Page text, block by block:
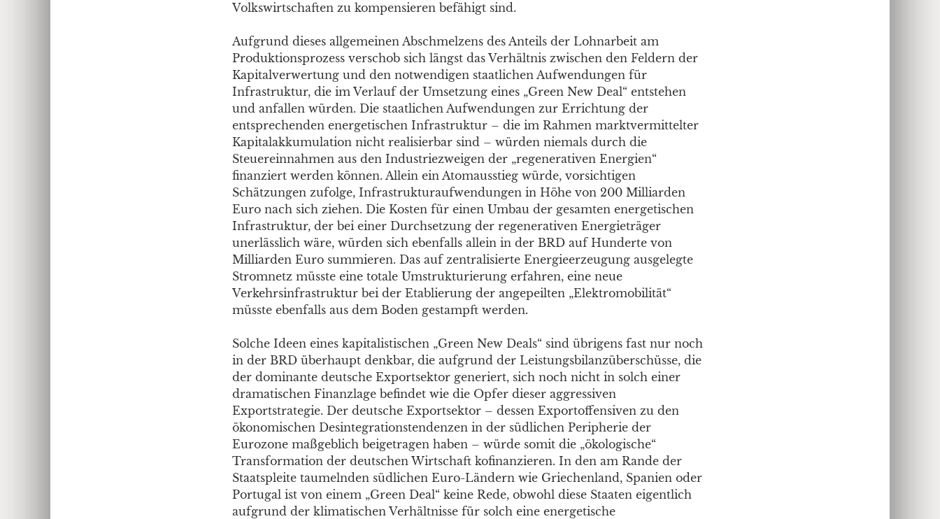
Volkswirtschaften zu kompensieren befähigt sind.
Aufgrund dieses allgemeinen Abschmelzens des Anteils der Lohnarbeit am
Produktionsprozess verschob sich längst das Verhältnis zwischen den Feldern der
Kapitalverwertung und den notwendigen staatlichen Aufwendungen für
Infrastruktur, die im Verlauf der Umsetzung eines „Green New Deal“ entstehen
und anfallen würden. Die staatlichen Aufwendungen zur Errichtung der
entsprechenden energetischen Infrastruktur – die im Rahmen marktvermittelter
Kapitalakkumulation nicht realisierbar sind – würden niemals durch die
Steuereinnahmen aus den Industriezweigen der „regenerativen Energien“
finanziert werden können. Allein ein Atomausstieg würde, vorsichtigen
Schätzungen zufolge, Infrastrukturaufwendungen in Höhe von 200 Milliarden
Euro nach sich ziehen. Die Kosten für einen Umbau der gesamten energetischen
Infrastruktur, der bei einer Durchsetzung der regenerativen Energieträger
unerlässlich wäre, würden sich ebenfalls allein in der BRD auf Hunderte von
Milliarden Euro summieren. Das auf zentralisierte Energieerzeugung ausgelegte
Stromnetz müsste eine totale Umstrukturierung erfahren, eine neue
Verkehrsinfrastruktur bei der Etablierung der angepeilten „Elektromobilität“
müsste ebenfalls aus dem Boden gestampft werden.
Solche Ideen eines kapitalistischen „Green New Deals“ sind übrigens fast nur noch
in der BRD überhaupt denkbar, die aufgrund der Leistungsbilanzüberschüsse, die
der dominante deutsche Exportsektor generiert, sich noch nicht in solch einer
dramatischen Finanzlage befindet wie die Opfer dieser aggressiven
Exportstrategie. Der deutsche Exportsektor – dessen Exportoffensiven zu den
ökonomischen Desintegrationstendenzen in der südlichen Peripherie der
Eurozone maßgeblich beigetragen haben – würde somit die „ökologische“
Transformation der deutschen Wirtschaft kofinanzieren. In den am Rande der
Staatspleite taumelnden südlichen Euro-Ländern wie Griechenland, Spanien oder
Portugal ist von einem „Green Deal“ keine Rede, obwohl diese Staaten eigentlich
aufgrund der klimatischen Verhältnisse für solch eine energetische